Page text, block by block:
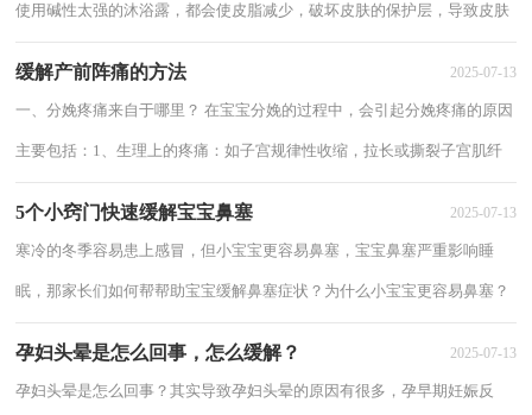
使用碱性太强的沐浴露，都会使皮脂减少，破坏皮肤的保护层，导致皮肤
缓解产前阵痛的方法 2025-07-13
一、分娩疼痛来自于哪里？ 在宝宝分娩的过程中，会引起分娩疼痛的原因
主要包括：1、生理上的疼痛：如子宫规律性收缩，拉长或撕裂子宫肌纤
5个小窍门快速缓解宝宝鼻塞 2025-07-13
寒冷的冬季容易患上感冒，但小宝宝更容易鼻塞，宝宝鼻塞严重影响睡
眠，那家长们如何帮帮助宝宝缓解鼻塞症状？为什么小宝宝更容易鼻塞？
孕妇头晕是怎么回事，怎么缓解？ 2025-07-13
孕妇头晕是怎么回事？其实导致孕妇头晕的原因有很多，孕早期妊娠反